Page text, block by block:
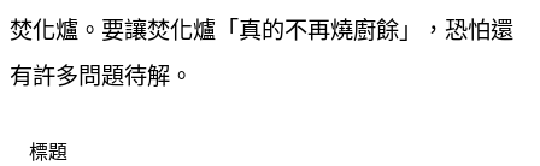
焚化爐。要讓焚化爐「真的不再燒廚餘」，恐怕還
有許多問題待解。
標題